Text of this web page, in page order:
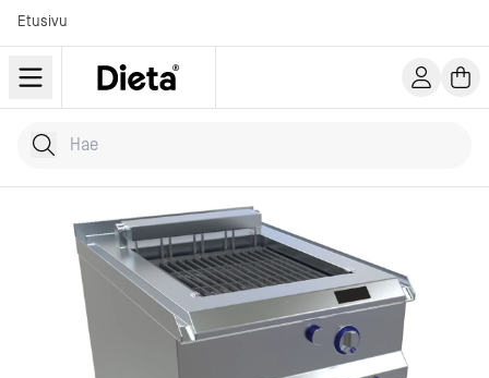
Etusivu
Hae tuotteita
Kirjoita hakusana...